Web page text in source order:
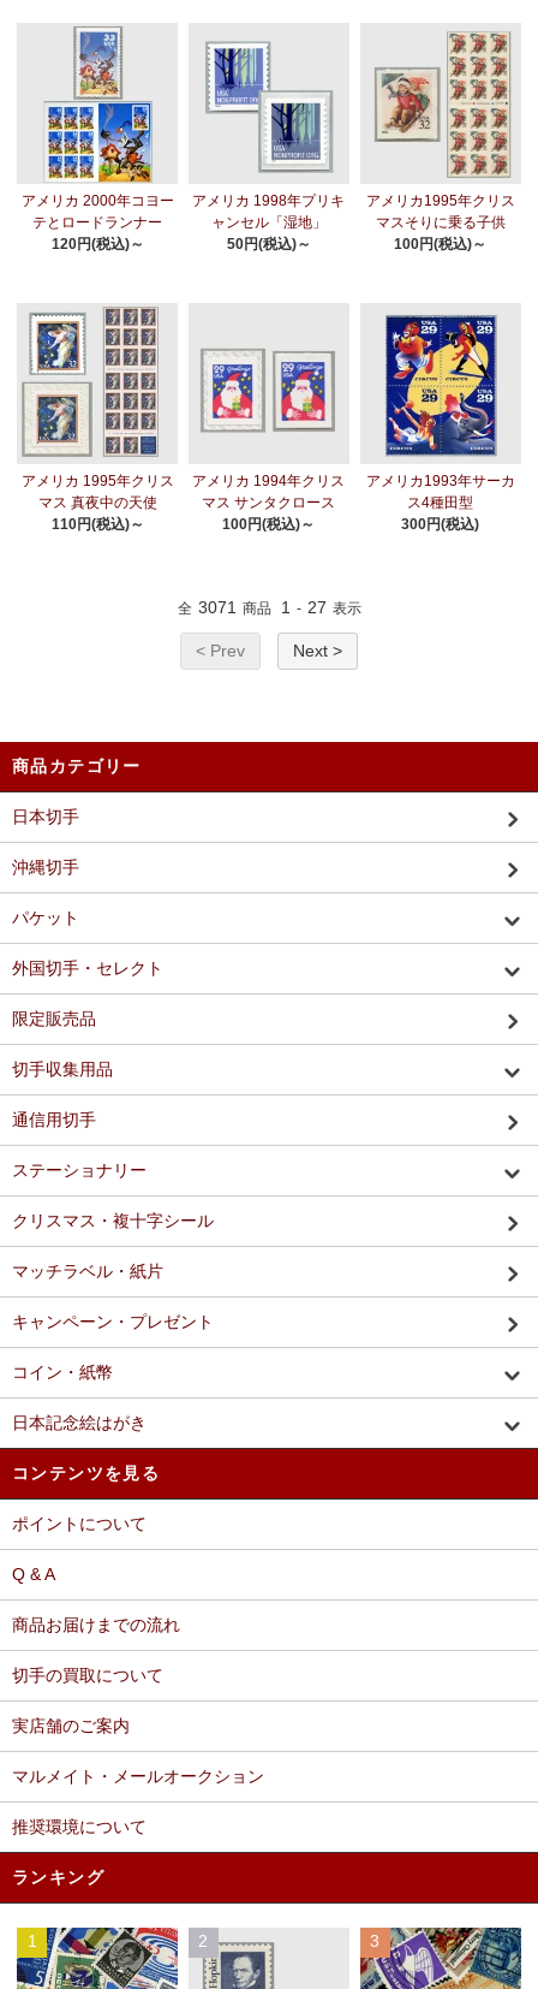
アメリカ 2000年コヨー
テとロードランナー
120円(税込)～
アメリカ 1998年プリキ
ャンセル「湿地」
50円(税込)～
アメリカ1995年クリス
マスそりに乗る子供
100円(税込)～
アメリカ 1995年クリス
マス 真夜中の天使
110円(税込)～
アメリカ 1994年クリス
マス サンタクロース
100円(税込)～
アメリカ1993年サーカ
ス4種田型
300円(税込)
全 3071 商品 1 - 27 表示
< Prev Next >
商品カテゴリー
日本切手
沖縄切手
パケット
外国切手・セレクト
限定販売品
切手収集用品
通信用切手
ステーショナリー
クリスマス・複十字シール
マッチラベル・紙片
キャンペーン・プレゼント
コイン・紙幣
日本記念絵はがき
コンテンツを見る
ポイントについて
Q & A
商品お届けまでの流れ
切手の買取について
実店舗のご案内
マルメイト・メールオークション
推奨環境について
ランキング
1 2 3